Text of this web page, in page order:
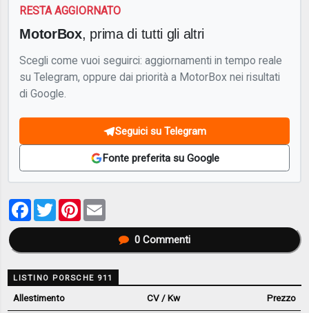
RESTA AGGIORNATO
MotorBox, prima di tutti gli altri
Scegli come vuoi seguirci: aggiornamenti in tempo reale
su Telegram, oppure dai priorità a MotorBox nei risultati
di Google.
Seguici su Telegram
Fonte preferita su Google
Facebook
TwitterPinterest
0Commenti
LISTINO PORSCHE 911
Allestimento CV / Kw Prezzo